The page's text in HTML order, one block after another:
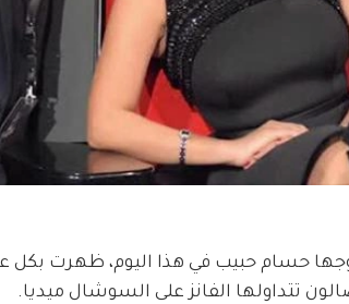
حسام حبيب في هذا اليوم، ظهرت بكل
تتداولها الفانز على السوشال ميديا.